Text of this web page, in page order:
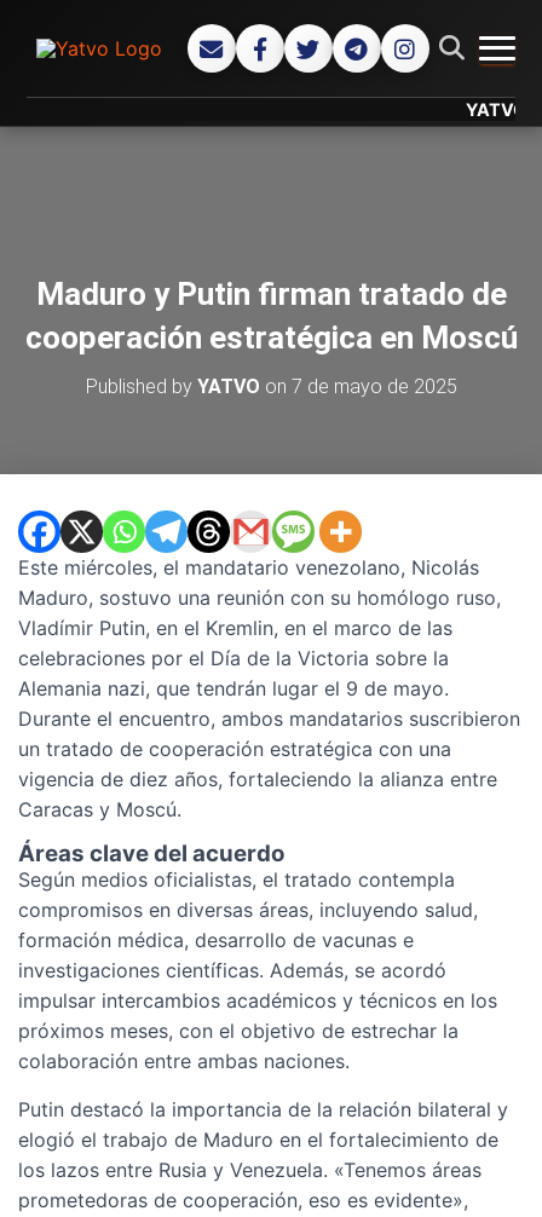
YATVO...
Maduro y Putin firman tratado de
cooperación estratégica en Moscú
Published by YATVO on 7 de mayo de 2025
Este miércoles, el mandatario venezolano, Nicolás
Maduro, sostuvo una reunión con su homólogo ruso,
Vladímir Putin, en el Kremlin, en el marco de las
celebraciones por el Día de la Victoria sobre la
Alemania nazi, que tendrán lugar el 9 de mayo.
Durante el encuentro, ambos mandatarios suscribieron
un tratado de cooperación estratégica con una
vigencia de diez años, fortaleciendo la alianza entre
Caracas y Moscú.
Áreas clave del acuerdo
Según medios oficialistas, el tratado contempla
compromisos en diversas áreas, incluyendo salud,
formación médica, desarrollo de vacunas e
investigaciones científicas. Además, se acordó
impulsar intercambios académicos y técnicos en los
próximos meses, con el objetivo de estrechar la
colaboración entre ambas naciones.
Putin destacó la importancia de la relación bilateral y
elogió el trabajo de Maduro en el fortalecimiento de
los lazos entre Rusia y Venezuela. «Tenemos áreas
prometedoras de cooperación, eso es evidente»,